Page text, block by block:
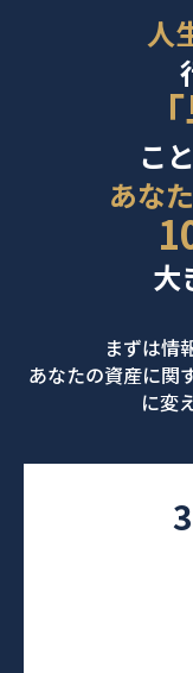
人
こ
あな
大
まずは情
あなたの資産に関
に変